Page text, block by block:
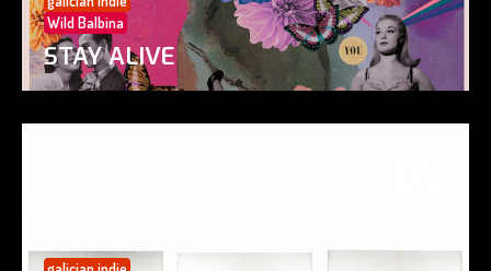
Wild Balbina
STAY ALIVE